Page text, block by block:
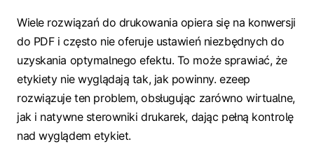
Wiele rozwiązań do drukowania opiera się na konwersji
do PDF i często nie oferuje ustawień niezbędnych do
uzyskania optymalnego efektu. To może sprawiać, że
etykiety nie wyglądają tak, jak powinny. ezeep
rozwiązuje ten problem, obsługując zarówno wirtualne,
jak i natywne sterowniki drukarek, dając pełną kontrolę
nad wyglądem etykiet.